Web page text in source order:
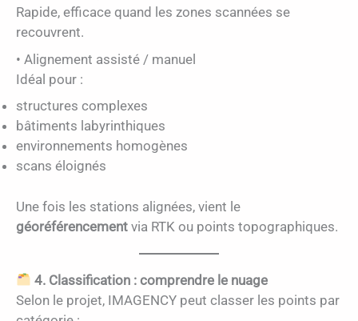
Rapide, efficace quand les zones scannées se
recouvrent.
• Alignement assisté / manuel
Idéal pour :
structures complexes
bâtiments labyrinthiques
environnements homogènes
scans éloignés
Une fois les stations alignées, vient le
géoréférencement via RTK ou points topographiques.
4. Classification : comprendre le nuage
Selon le projet, IMAGENCY peut classer les points par